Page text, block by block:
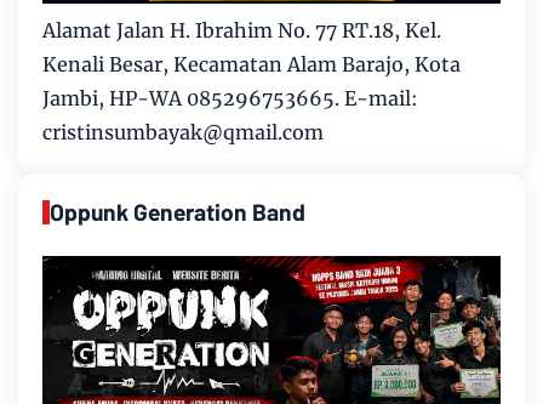
Alamat Jalan H. Ibrahim No. 77 RT.18, Kel.
Kenali Besar, Kecamatan Alam Barajo, Kota
Jambi, HP-WA 085296753665. E-mail:
cristinsumbayak@qmail.com
Oppunk Generation Band